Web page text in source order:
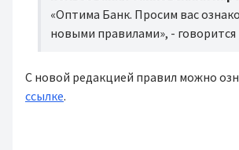
«Оптима Банк. Просим вас
новыми правилами», -
С новой редакцией правил можно
ссылке.